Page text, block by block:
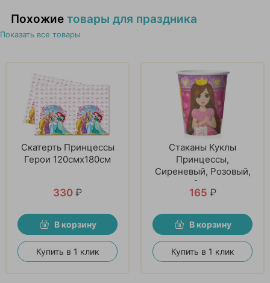
Похожие товары для праздника
Показать все товары
Скатерть Принцессы
Герои 120смх180см
330 ₽
В корзину
Купить в 1 клик
Стаканы Куклы
Принцессы,
Сиреневый, Розовый,
6 шт
165 ₽
В корзину
Купить в 1 клик